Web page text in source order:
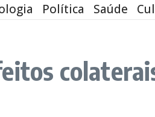
Política Saúde